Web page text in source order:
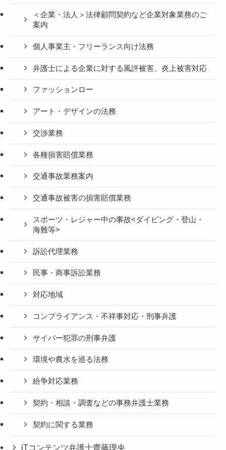
＜企業・法人＞法律顧問契約など企業対象業務のご
案内
個人事業主・フリーランス向け法務
弁護士による企業に対する風評被害、炎上被害対応
ファッションロー
アート・デザインの法務
交渉業務
各種損害賠償業務
交通事故業務案内
交通事故被害の損害賠償業務
スポーツ・レジャー中の事故<ダイビング・登山・
海難等>
訴訟代理業務
民事・商事訴訟業務
対応地域
コンプライアンス・不祥事対応・刑事弁護
サイバー犯罪の刑事弁護
環境や農水を巡る法務
紛争対応業務
契約・相談・調査などの事務弁護士業務
契約に関する業務
iTコンテンツ弁護士齋藤理央